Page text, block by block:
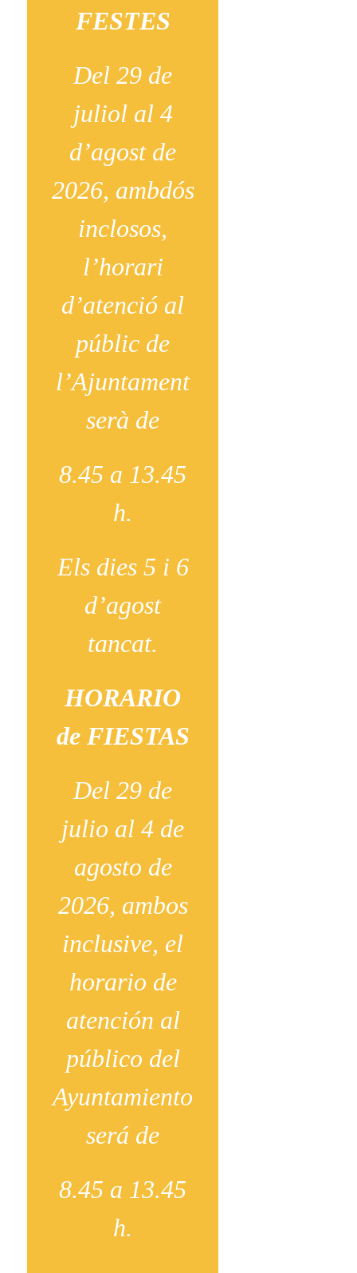
FESTES
Del 29 de
juliol al 4
d’agost de
2026, ambdós
inclosos,
l’horari
d’atenció al
públic de
l’Ajuntament
serà de
8.45 a 13.45
h.
Els dies 5 i 6
d’agost
tancat.
HORARIO
de FIESTAS
Del 29 de
julio al 4 de
agosto de
2026, ambos
inclusive, el
horario de
atención al
público del
Ayuntamiento
será de
8.45 a 13.45
h.